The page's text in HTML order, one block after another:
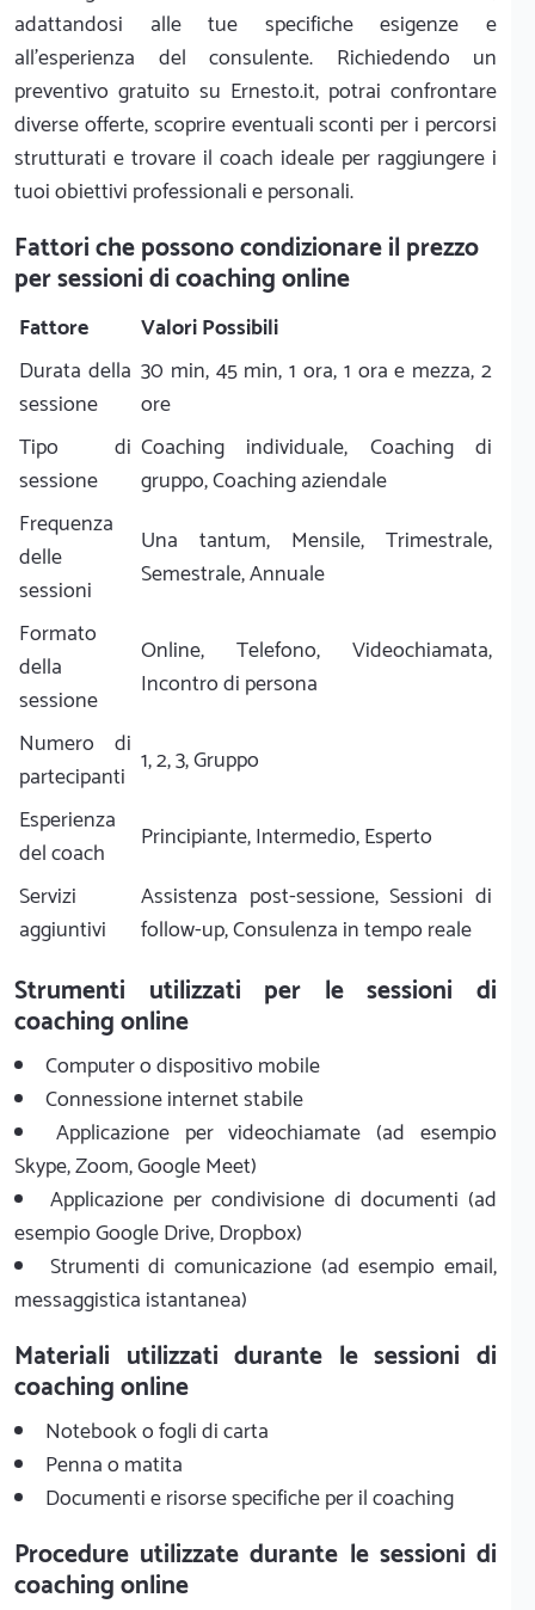
adattandosi alle tue specifiche esigenze e
all'esperienza del consulente. Richiedendo un
preventivo gratuito su Ernesto.it, potrai confrontare
diverse offerte, scoprire eventuali sconti per i percorsi
strutturati e trovare il coach ideale per raggiungere i
tuoi obiettivi professionali e personali.
Fattori che possono condizionare il prezzo
per sessioni di coaching online
Fattore
Valori Possibili
Durata della
sessione
30 min, 45 min, 1 ora, 1 ora e mezza, 2
ore
Tipo di
sessione
Coaching individuale, Coaching di
gruppo, Coaching aziendale
Frequenza
delle
sessioni
Una tantum, Mensile, Trimestrale,
Semestrale, Annuale
Formato
della
sessione
Online, Telefono, Videochiamata,
Incontro di persona
Numero di
partecipanti 1, 2, 3, Gruppo
Esperienza
del coach
Principiante, Intermedio, Esperto
Servizi
aggiuntivi
Assistenza post-sessione, Sessioni di
follow-up, Consulenza in tempo reale
Strumenti utilizzati per le sessioni di
coaching online
Computer o dispositivo mobile
Connessione internet stabile
Applicazione per videochiamate (ad esempio
Skype, Zoom, Google Meet)
Applicazione per condivisione di documenti (ad
esempio Google Drive, Dropbox)
Strumenti di comunicazione (ad esempio email,
messaggistica istantanea)
Materiali utilizzati durante le sessioni di
coaching online
Notebook o fogli di carta
Penna o matita
Documenti e risorse specifiche per il coaching
Procedure utilizzate durante le sessioni di
coaching online